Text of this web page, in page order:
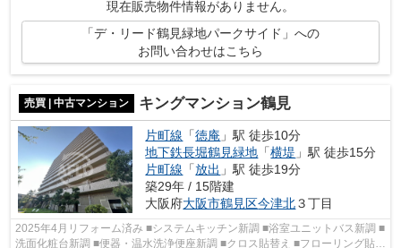
現在販売物件情報がありません。
「デ・リード鶴見緑地パークサイド」への
お問い合わせはこちら
売買 | 中古マンション キングマンション鶴見
片町線 「徳庵 」駅 徒歩10分
地下鉄長堀鶴見緑地 「横堤 」駅 徒歩15分
片町線 「放出 」駅 徒歩19分
築29年 / 15階建
大阪府大阪市鶴見区今津北３丁目
2025年4月リフォーム済み ■システムキッチン新調 ■浴室ユニットバス新調 ■
洗面化粧台新調 ■便器・温水洗浄便座新調 ■クロス貼替え ■フローリング貼替